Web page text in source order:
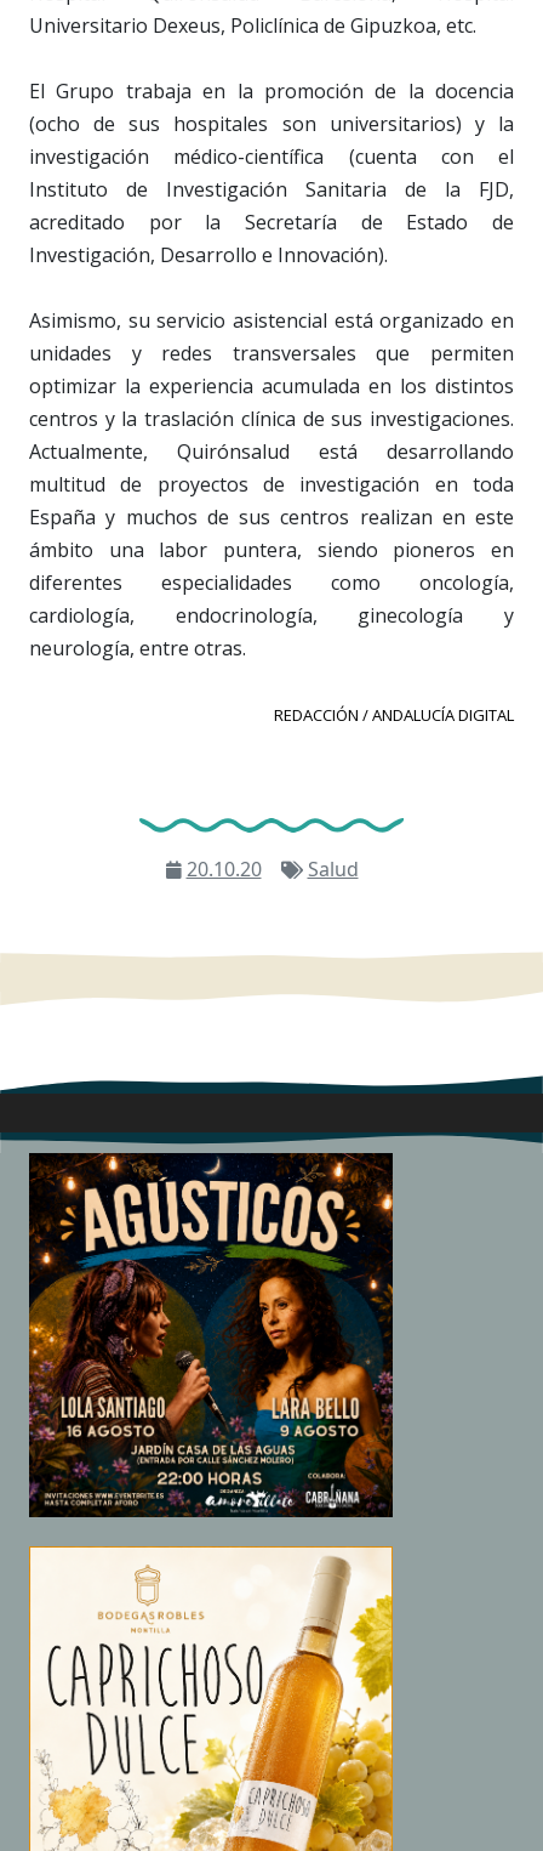
Universitario Dexeus, Policlínica de Gipuzkoa, etc.
El Grupo trabaja en la promoción de la docencia
(ocho de sus hospitales son universitarios) y la
investigación médico-científica (cuenta con el
Instituto de Investigación Sanitaria de la FJD,
acreditado por la Secretaría de Estado de
Investigación, Desarrollo e Innovación).
Asimismo, su servicio asistencial está organizado en
unidades y redes transversales que permiten
optimizar la experiencia acumulada en los distintos
centros y la traslación clínica de sus investigaciones.
Actualmente, Quirónsalud está desarrollando
multitud de proyectos de investigación en toda
España y muchos de sus centros realizan en este
ámbito una labor puntera, siendo pioneros en
diferentes especialidades como oncología,
cardiología, endocrinología, ginecología y
neurología, entre otras.
REDACCIÓN / ANDALUCÍA DIGITAL
20.10.20 Salud